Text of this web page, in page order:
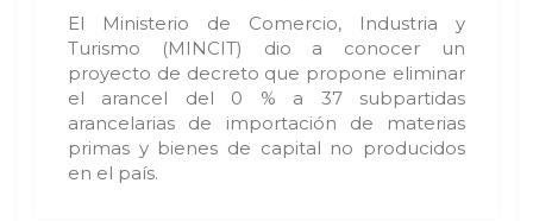
El Ministerio de Comercio, Industria y
Turismo (MINCIT) dio a conocer un
proyecto de decreto que propone eliminar
el arancel del 0 % a 37 subpartidas
arancelarias de importación de materias
primas y bienes de capital no producidos
en el país.